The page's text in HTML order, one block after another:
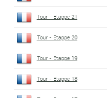
Tour - Etappe 21
Tour - Etappe 20
Tour - Etappe 19
Tour - Etappe 18